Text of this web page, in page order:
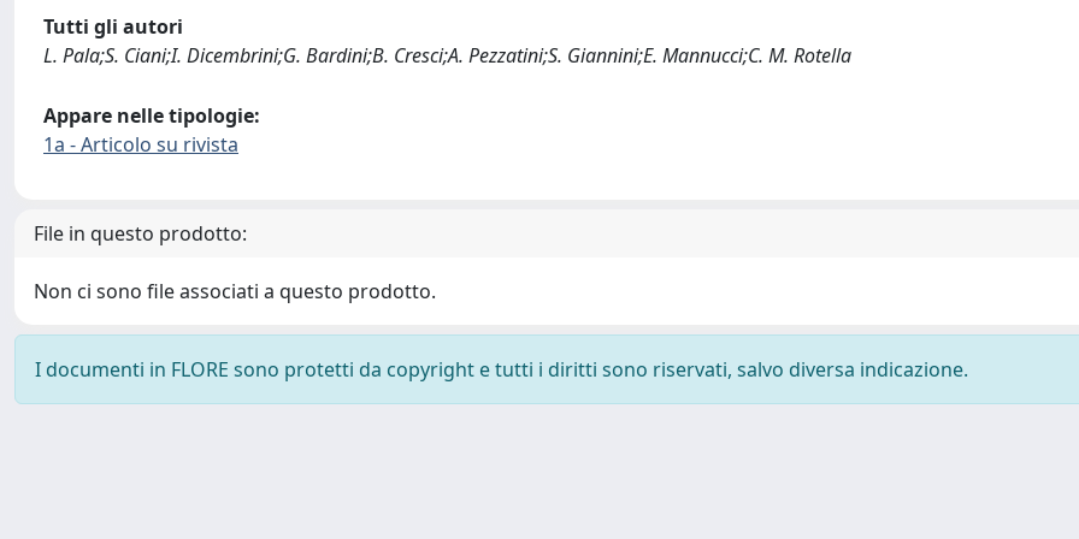
Tutti gli autori
L. Pala;S. Ciani;I. Dicembrini;G. Bardini;B. Cresci;A. Pezzatini;S. Giannini;E. Mannucci;C. M. Rotella
Appare nelle tipologie:
1a - Articolo su rivista
File in questo prodotto:
Non ci sono file associati a questo prodotto.
I documenti in FLORE sono protetti da copyright e tutti i diritti sono riservati, salvo diversa indicazione.